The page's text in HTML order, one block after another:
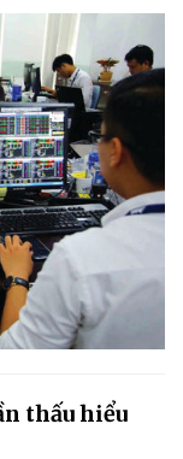
thấu hiểu